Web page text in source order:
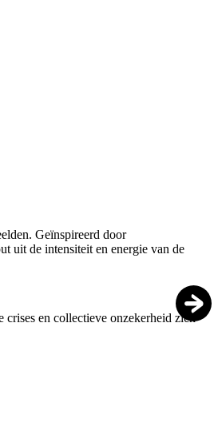
Geïnspireerd door
uit de intensiteit en energie van de
en collectieve onzekerheid zich